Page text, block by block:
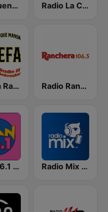
Que Buena 88.9 FM Radio La Chevere 100.9 FM
La Jefa Radio El Salvador Radio Ranchera El Salvador
Scan 96.1 FM Radio Mix El Salvador